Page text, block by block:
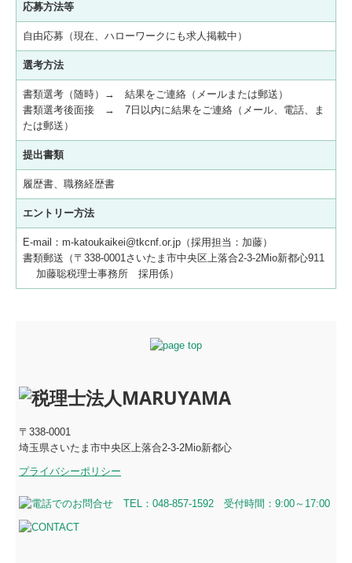
応募方法等
自由応募（現在、ハローワークにも求人掲載中）
選考方法
書類選考（随時）→ 結果をご連絡（メールまたは郵送）
書類選考後面接 → 7日以内に結果をご連絡（メール、電話、ま
たは郵送）
提出書類
履歴書、職務経歴書
エントリー方法
E-mail：m-katoukaikei@tkcnf.or.jp（採用担当：加藤）
書類郵送（〒338-0001さいたま市中央区上落合2-3-2Mio新都心911
加藤聡税理士事務所 採用係）
〒338-0001
埼玉県さいたま市中央区上落合2-3-2Mio新都心
プライバシーポリシー